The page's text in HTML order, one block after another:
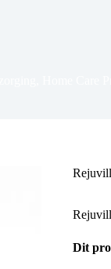
Dit